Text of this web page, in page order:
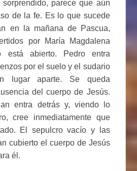
parece que aún
de la fe. Es lo que sucede
en la mañana de Pascua,
por María Magdalena
está abierto. Pedro entra
por el suelo y el sudario
lugar aparte. Se queda
del cuerpo de Jesús.
entra detrás y, viendo lo
cree inmediatamente que
El sepulcro vacío y las
cubierto el cuerpo de Jesús
él.